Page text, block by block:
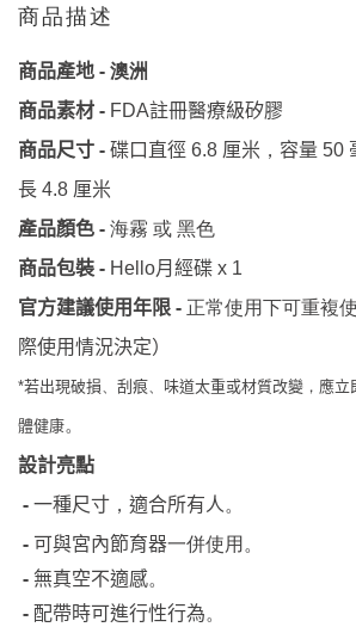
商品描述
商品產地 - 澳洲
商品素材 - FDA註冊醫療級矽膠
商品尺寸 - 碟口直徑 6.8 厘米 ， 容量 50
長 4.8 厘米
產品顏色 - 海霧 或 黑色
商品包裝 - Hello月經碟 x 1
官方建議使用年限 - 正常使用下可重複
際使用情況決定）
*若出現破損、 刮痕、 味道太重或材質改變 ， 應立
體健康。
設計亮點
-一種尺寸 ， 適合所有人。
- 可與宮內節育器一併使用 。
-無真空不適感。
-配帶時可進行性行為。